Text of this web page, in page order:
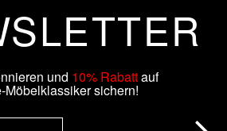
und 10% Rabattauf
Möbelklassiker sichern!